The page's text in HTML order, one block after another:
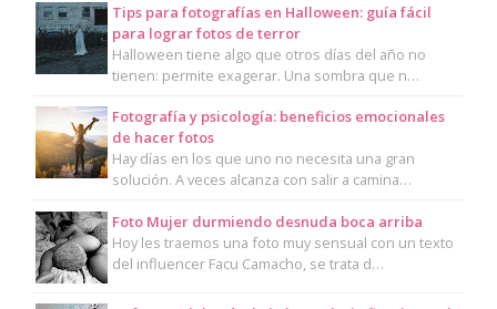
Tips para fotografías en Halloween: guía fácil
para lograr fotos de terror
Halloween tiene algo que otros días del año no
tienen: permite exagerar. Una sombra que n…
Fotografía y psicología: beneficios emocionales
de hacer fotos
Hay días en los que uno no necesita una gran
solución. A veces alcanza con salir a camina…
Foto Mujer durmiendo desnuda boca arriba
Hoy les traemos una foto muy sensual con un texto
del influencer Facu Camacho, se trata d…